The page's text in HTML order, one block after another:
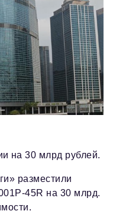
подписка
на 30 млрд рублей.
разместили
45R на 30 млрд.